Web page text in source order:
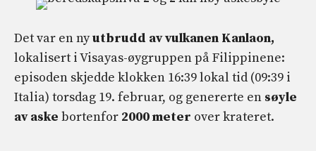
Det var en nyutbrudd av vulkanen Kanlaon,
lokalisert i Visayas-øygruppen på Filippinene:
episoden skjedde klokken 16:39 lokal tid (09:39 i
Italia) torsdag 19. februar, og genererte en søyle
av aske bortenfor 2000 meter over krateret.